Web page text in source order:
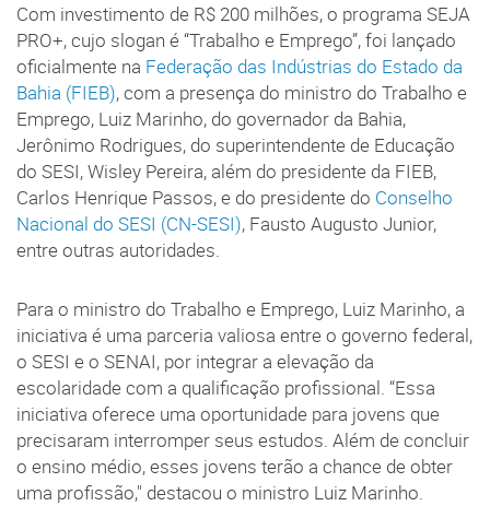
Com investimento de R$ 200 milhões, o programa SEJA
PRO+, cujo slogan é “Trabalho e Emprego”, foi lançado
oficialmente na Federação das Indústrias do Estado da
Bahia (FIEB), com a presença do ministro do Trabalho e
Emprego, Luiz Marinho, do governador da Bahia,
Jerônimo Rodrigues, do superintendente de Educação
do SESI, Wisley Pereira, além do presidente da FIEB,
Carlos Henrique Passos, e do presidente do Conselho
Nacional do SESI (CN-SESI), Fausto Augusto Junior,
entre outras autoridades.
Para o ministro do Trabalho e Emprego, Luiz Marinho, a
iniciativa é uma parceria valiosa entre o governo federal,
o SESI e o SENAI, por integrar a elevação da
escolaridade com a qualificação profissional. “Essa
iniciativa oferece uma oportunidade para jovens que
precisaram interromper seus estudos. Além de concluir
o ensino médio, esses jovens terão a chance de obter
uma profissão," destacou o ministro Luiz Marinho.